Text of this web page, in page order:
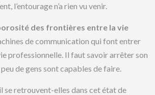
l’entourage n’a rien vu venir.
des frontières entre la vie
de communication qui font entrer
professionnelle. Il faut savoir arrêter son
de gens sont capables de faire.
se retrouvent-elles dans cet état de